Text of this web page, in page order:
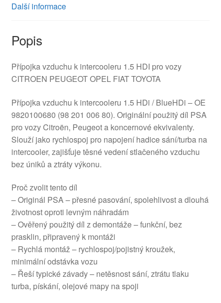
Další informace
Popis
Přípojka vzduchu k intercooleru 1.5 HDI pro vozy
CITROEN PEUGEOT OPEL FIAT TOYOTA
Přípojka vzduchu k intercooleru 1.5 HDi / BlueHDi – OE
9820100680 (98 201 006 80). Originální použitý díl PSA
pro vozy Citroën, Peugeot a koncernové ekvivalenty.
Slouží jako rychlospoj pro napojení hadice sání/turba na
intercooler, zajišťuje těsné vedení stlačeného vzduchu
bez úniků a ztráty výkonu.
Proč zvolit tento díl
– Originál PSA – přesné pasování, spolehlivost a dlouhá
životnost oproti levným náhradám
– Ověřený použitý díl z demontáže – funkční, bez
prasklin, připravený k montáži
– Rychlá montáž – rychlospoj/pojistný kroužek,
minimální odstávka vozu
– Řeší typické závady – netěsnost sání, ztrátu tlaku
turba, pískání, olejové mapy na spoji